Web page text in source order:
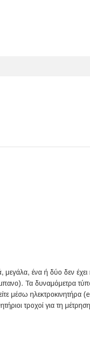
ένα ή δύο δεν έχει
Τα δυναμόμετρα
μέσω ηλεκτροκινητήρα
τροχοί για τη